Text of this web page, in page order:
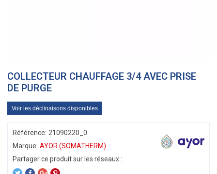
COLLECTEUR CHAUFFAGE 3/4 AVEC PRISE
DE PURGE
Voir les déclinaisons disponibles
Référence: 21090220_0
Marque: AYOR (SOMATHERM)